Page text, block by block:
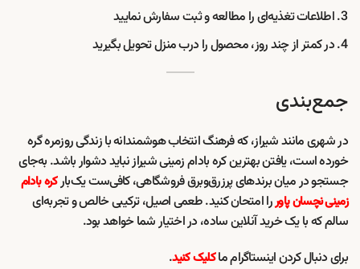
اطلاعات تغذیه‌ای را مطالعه و ثبت سفارش نمایید
در کمتر از چند روز، محصول را درب منزل تحویل بگیرید
جمع‌بندی
در شهری مانند شیراز، که فرهنگ انتخاب هوشمندانه با زندگی روزمره گره
خورده است، یافتن بهترین کره بادام زمینی شیراز نباید دشوار باشد. به‌جای
جستجو در میان برندهای پرزرق‌وبرق فروشگاهی، کافی‌ست یک‌بارکره بادام
زمینی نچسان پاوررا امتحان کنید. طعمی اصیل، ترکیبی خالص و تجربه‌ای
سالم که با یک خرید آنلاین ساده، در اختیار شما خواهد بود.
برای دنبال کردن اینستاگرام ماکلیک کنید.